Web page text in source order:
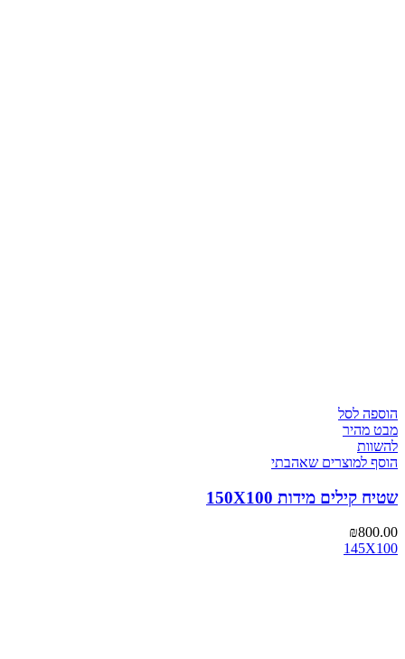
הוספה לסל
מבט מהיר
להשוות
הוסף למוצרים שאהבתי
שטיח קילים מידות 150X100
₪800.00
145X100